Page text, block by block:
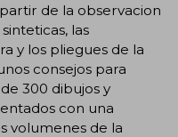
de la observacion
las
y los pliegues de la
consejos para
300 dibujos y
con una
volumenes de la